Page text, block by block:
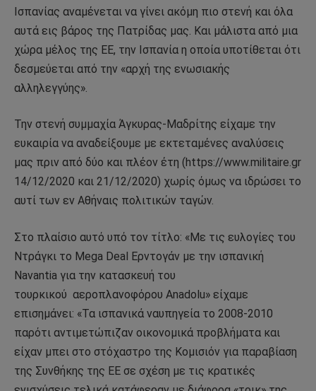
Ισπανίας αναμένεται να γίνει ακόμη πιο στενή και όλα
αυτά εις βάρος της Πατρίδας μας. Και μάλιστα από μια
χώρα μέλος της ΕΕ, την Ισπανία η οποία υποτίθεται ότι
δεσμεύεται από την «αρχή της ενωσιακής
αλληλεγγύης».
Την στενή συμμαχία Άγκυρας-Μαδρίτης είχαμε την
ευκαιρία να αναδείξουμε με εκτεταμένες αναλύσεις
μας πριν από δύο και πλέον έτη (https://www.militaire.gr
14/12/2020 και 21/12/2020) χωρίς όμως να ιδρώσει το
αυτί των εν Αθήναις πολιτικών ταγών.
Στο πλαίσιο αυτό υπό τον τίτλο: «Με τις ευλογίες του
Ντράγκι το Mega Deal Ερντογάν με την ισπανική
Navantia για την κατασκευή του
τουρκικού αεροπλανοφόρου Anadolu» είχαμε
επισημάνει: «Τα ισπανικά ναυπηγεία το 2008-2010
παρότι αντιμετώπιζαν οικονομικά προβλήματα και
είχαν μπει στο στόχαστρο της Κομισιόν για παραβίαση
της Συνθήκης της ΕΕ σε σχέση με τις κρατικές